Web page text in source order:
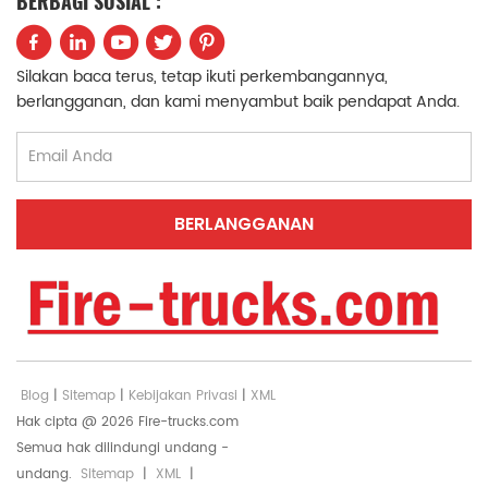
jangkauan ≥35 m),
serta monitor
busa/air PL8/48 (48
L/dtk, air ≥70 m, busa
≥60 m). Truk agen
rangkap tiga ini
menangani
kebakaran Kelas A, B,
dan C,
menjadikannya
pilihan serbaguna
untuk perlindungan
kebakaran industri,
pabrik kimia, dan
jangkauan air ≥55 m,
busa ≥42 m)
menangani
kebakaran.
Proportioner busa
PH32 (rasio
pencampuran 3%-6%,
L/s) secara otomatis
mencampurkan
dengan air.
Silakan baca terus, tetap ikuti perkembangannya,
berlangganan, dan kami menyambut baik pendapat Anda.
Blog | Sitemap | Kebijakan Privasi | XML
Hak cipta @ 2026 Fire-trucks.com
Semua hak dilindungi undang -
undang. Sitemap | XML |